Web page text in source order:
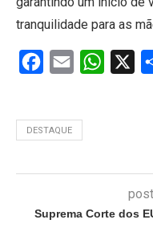
tranquilidade para as
Facebook
Email
DESTAQUE
Suprema Corte dos